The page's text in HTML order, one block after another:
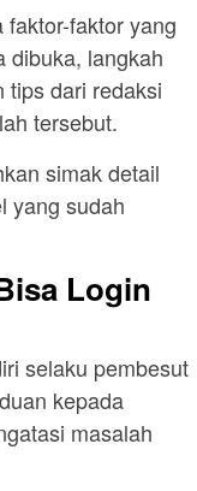
faktor yang
dibuka, langkah
tips dari redaksi
tersebut.
simak detail
yang sudah
Login
selaku pembesut
kepada
masalah